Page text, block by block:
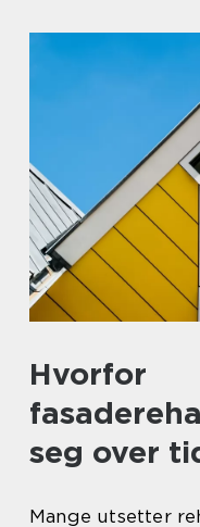
Hvorfor
seg over
Mange utsetter